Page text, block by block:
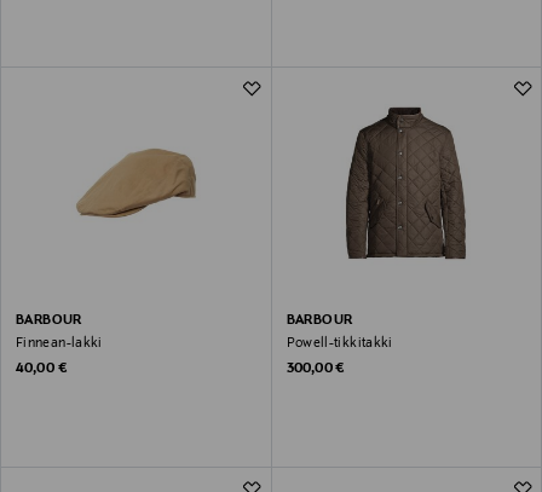
BARBOUR
Finnean-lakki
Original Price
40,00 €
BARBOUR
Powell-tikkitakki
Original Price
300,00 €